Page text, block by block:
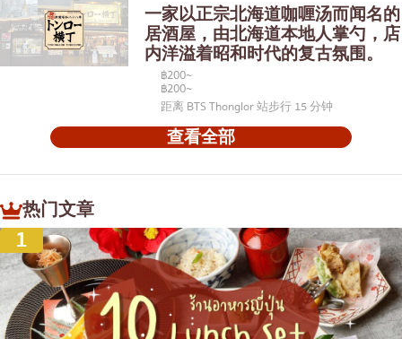
一家以正宗北海道咖喱汤而闻名的
居酒屋，由北海道本地人掌勺，店
内洋溢着昭和时代的复古氛围。
฿200~
฿200~
距离 BTS Thonglor 站步行 15 分钟
查看全部
热门文章
1